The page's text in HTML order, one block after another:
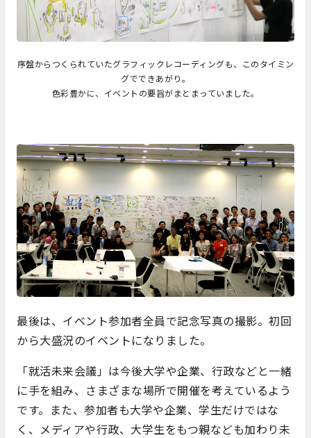
序盤からつくられていたグラフィックレコーディングも、このタイミン
グでできあがり。
色彩豊かに、イベントの要旨がまとまっていました。
最後は、イベント参加者全員で記念写真の撮影。初回
から大盛況のイベントになりました。
「就活未来会議」は今後大学や企業、行政などと一緒
に手を組み、さまざまな場所で開催を考えているよう
です。また、参加者も大学や企業、学生だけではな
く、メディアや行政、大学生をもつ親なども加わり未